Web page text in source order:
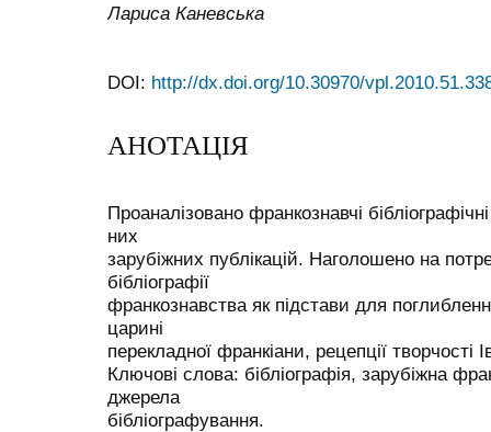
Лариса Каневська
DOI: http://dx.doi.org/10.30970/
АНОТАЦІЯ
Проаналізовано франкознавчі
них
зарубіжних публікацій. Наголошено на
бібліографії
франкознавства як підстави для
царині
перекладної франкіани, рецепції
Ключові слова: бібліографія, зарубіжна
джерела
бібліографування.